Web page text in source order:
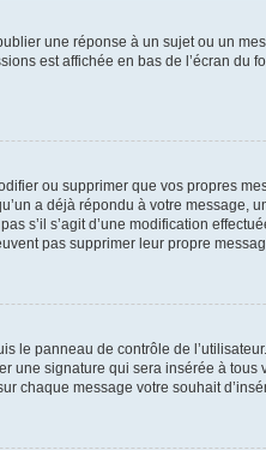
une réponse à un sujet ou un
est affichée en bas de l’écran
ou supprimer que vos propres
a déjà répondu à votre message,
s’il s’agit d’une modification
pas supprimer leur propre
le panneau de contrôle de
une signature qui sera insérée à
chaque message votre souhait